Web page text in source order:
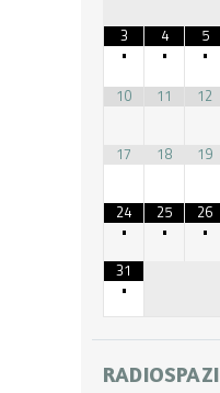
3
•
4
•
5
•
10 11 12
17
18 19
24
•
25
•
26
•
31
•